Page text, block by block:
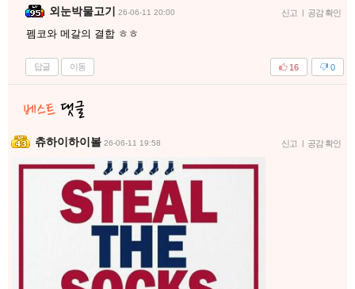
외눈박물고기 26-06-11 20:00 신고 | 공감 확인
펨코와 메갈의 결합 ㅎㅎ
답글 이동 0
16
츄하이하이볼 26-06-11 19:58 신고 | 공감 확인